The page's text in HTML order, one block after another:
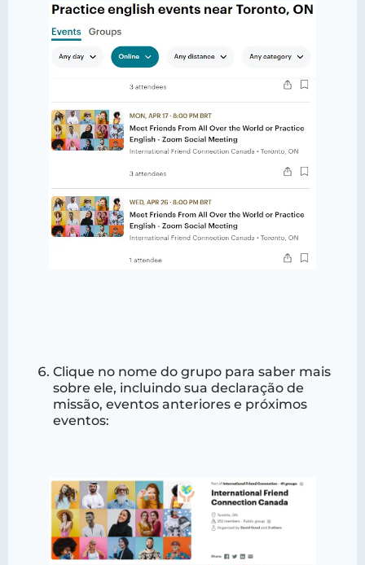
Clique no nome do grupo para saber mais
sobre ele, incluindo sua declaração de
missão, eventos anteriores e próximos
eventos: